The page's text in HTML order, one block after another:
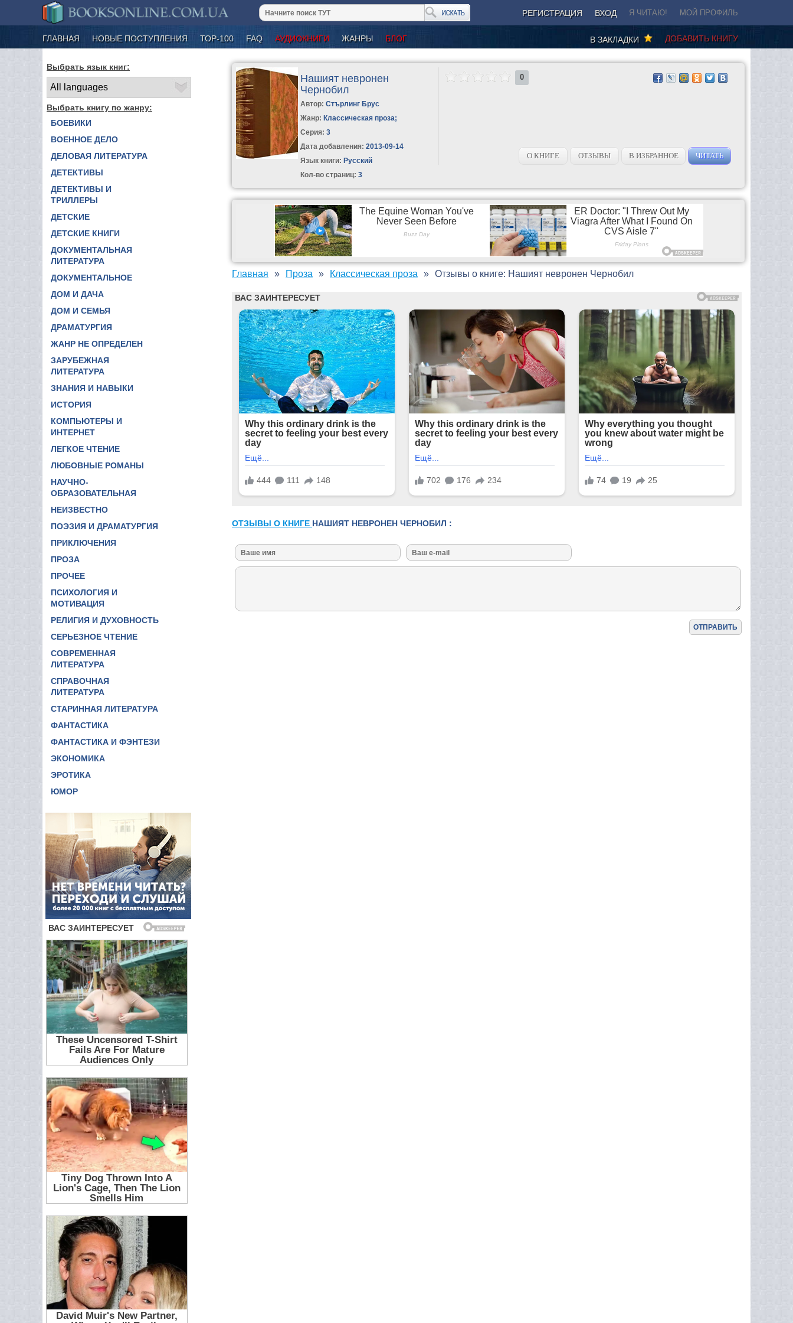
РЕГИСТРАЦИЯ ВХОД Я ЧИТАЮ! МОЙ ПРОФИЛЬ
ГЛАВНАЯ НОВЫЕ ПОСТУПЛЕНИЯ ТОР-100 FAQ АУДИОКНИГИ ЖАНРЫ БЛОГ ДОБАВИТЬ КНИГУ
В ЗАКЛАДКИ
Выбрать язык книг:
Выбрать книгу по жанру:
БОЕВИКИ
ВОЕННОЕ ДЕЛО
ДЕЛОВАЯ ЛИТЕРАТУРА
ДЕТЕКТИВЫ
ДЕТЕКТИВЫ И
ТРИЛЛЕРЫ
ДЕТСКИЕ
ДЕТСКИЕ КНИГИ
ДОКУМЕНТАЛЬНАЯ
ЛИТЕРАТУРА
ДОКУМЕНТАЛЬНОЕ
ДОМ И ДАЧА
ДОМ И СЕМЬЯ
ДРАМАТУРГИЯ
ЖАНР НЕ ОПРЕДЕЛЕН
ЗАРУБЕЖНАЯ
ЛИТЕРАТУРА
ЗНАНИЯ И НАВЫКИ
ИСТОРИЯ
КОМПЬЮТЕРЫ И
ИНТЕРНЕТ
ЛЕГКОЕ ЧТЕНИЕ
ЛЮБОВНЫЕ РОМАНЫ
НАУЧНО-
ОБРАЗОВАТЕЛЬНАЯ
НЕИЗВЕСТНО
ПОЭЗИЯ И ДРАМАТУРГИЯ
ПРИКЛЮЧЕНИЯ
ПРОЗА
ПРОЧЕЕ
ПСИХОЛОГИЯ И
МОТИВАЦИЯ
РЕЛИГИЯ И ДУХОВНОСТЬ
СЕРЬЕЗНОЕ ЧТЕНИЕ
СОВРЕМЕННАЯ
ЛИТЕРАТУРА
СПРАВОЧНАЯ
ЛИТЕРАТУРА
СТАРИННАЯ ЛИТЕРАТУРА
ФАНТАСТИКА
ФАНТАСТИКА И ФЭНТЕЗИ
ЭКОНОМИКА
ЭРОТИКА
ЮМОР
Нашият невронен
Чернобил
Автор:Стърлинг Брус
Жанр: Классическая проза;
Серия:3
Дата добавления: 2013-09-14
Язык книги: Русский
Кол-во страниц: 3
0
О КНИГЕ ОТЗЫВЫ В ИЗБРАННОЕ ЧИТАТЬ
Главная Проза Классическая проза Отзывы о книге: Нашият невронен Чернобил
ОТЗЫВЫ О КНИГЕ НАШИЯТ НЕВРОНЕН ЧЕРНОБИЛ :